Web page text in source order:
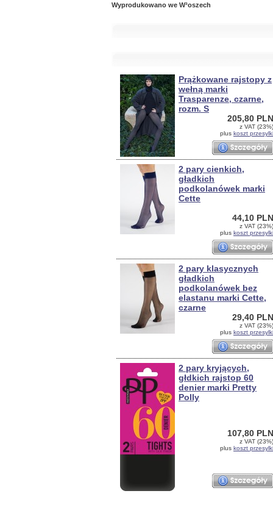
Wyprodukowano we W³oszech
Prążkowane rajstopy z
wełną marki
Trasparenze, czarne,
rozm. S
205,80 PLN
z VAT (23%)
plus koszt przesylki
2 pary cienkich,
gładkich
podkolanówek marki
Cette
44,10 PLN
z VAT (23%)
plus koszt przesylki
2 pary klasycznych
gładkich
podkolanówek bez
elastanu marki Cette,
czarne
29,40 PLN
z VAT (23%)
plus koszt przesylki
2 pary kryjących,
głdkich rajstop 60
denier marki Pretty
Polly
107,80 PLN
z VAT (23%)
plus koszt przesylki